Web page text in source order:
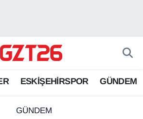
ESKİŞEHİRSPOR GÜNDEM
GÜNDEM
Yoğunluk Haritası
Durumu ve Fikstür